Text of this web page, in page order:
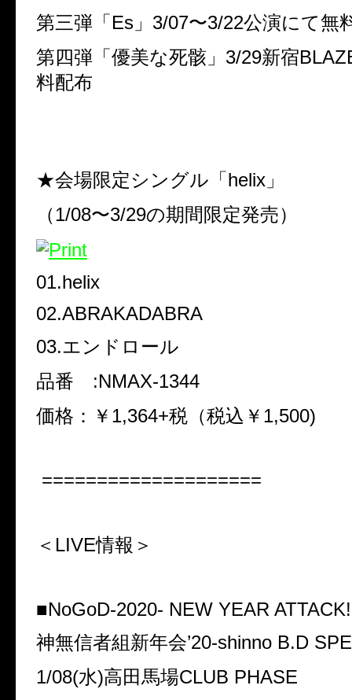
第三弾「Es」3/07〜3/22公演にて無
第四弾「優美な死骸」3/29新宿
料配布
★会場限定シングル「helix」
（1/08〜3/29の期間限定発売）
01.helix
02.ABRAKADABRA
03.エンドロール
品番 :NMAX-1344
価格：￥1,364+税（税込￥1,500)
====================
＜LIVE情報＞
■NoGoD-2020- NEW YEAR
神無信者組新年会’20-shinno B.D
1/08(水)高田馬場CLUB PHASE